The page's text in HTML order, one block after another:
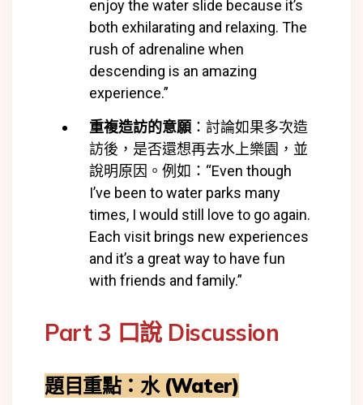
enjoy the water slide because it’s
both exhilarating and relaxing. The
rush of adrenaline when
descending is an amazing
experience.”
重複造訪的意願 ：討論如果多次造
訪後，是否還想再去水上樂園，並
說明原因。例如：“Even though
I’ve been to water parks many
times, I would still love to go again.
Each visit brings new experiences
and it’s a great way to have fun
with friends and family.”
Part 3 口說 Discussion
題目重點：水 (Water)